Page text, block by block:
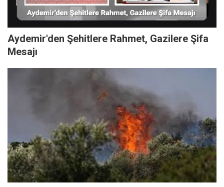
Aydemir'den Şehitlere Rahmet, Gazilere Şifa
Mesajı